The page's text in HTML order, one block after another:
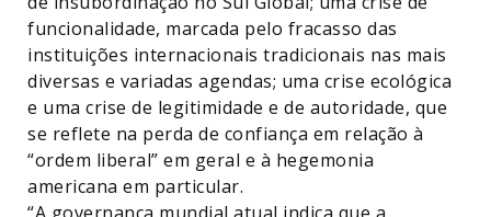
funcionalidade, marcada pelo fracasso das
instituições internacionais tradicionais nas mais
diversas e variadas agendas; uma crise ecológica
e uma crise de legitimidade e de autoridade, que
se reflete na perda de confiança em relação à
“ordem liberal” em geral e à hegemonia
americana em particular.